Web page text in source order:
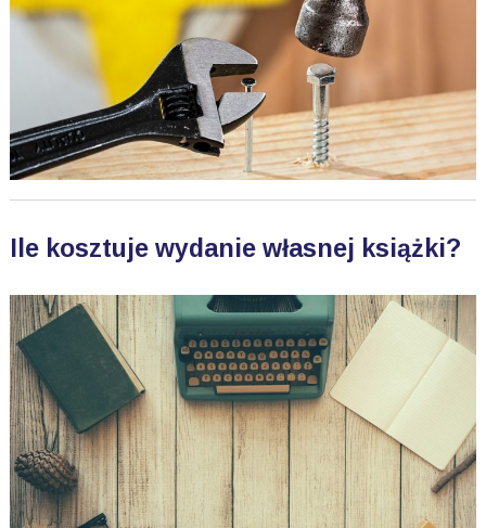
Ile kosztuje wydanie własnej książki?